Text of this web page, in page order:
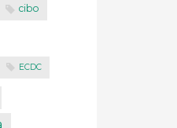
cibo
ECDC